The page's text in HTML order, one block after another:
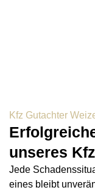
Kfz Gutachter
unseres
Jede
eines bleibt